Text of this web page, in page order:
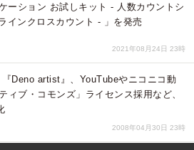
ーション お試しキット - 人数カウントシ
インクロスカウント - 」を発売
2021年08月24日 23時
Deno artist』、YouTubeやニコニコ動
ィブ・コモンズ」ライセンス採用など、
2008年04月30日 23時